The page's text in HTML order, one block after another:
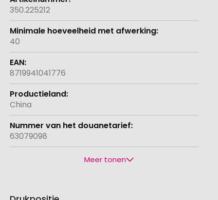
350.225212
40
8719941041776
China
63079098
Meer tonen